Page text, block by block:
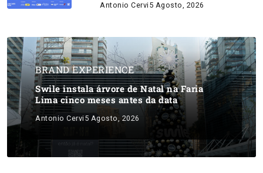
Antonio Cervi 5 Agosto, 2026
BRAND EXPERIENCE
Swile instala árvore de Natal na Faria
Lima cinco meses antes da data
Antonio Cervi 5 Agosto, 2026